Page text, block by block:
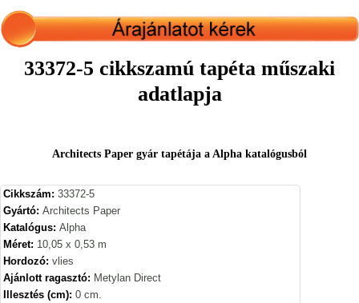
33372-5 cikkszamú tapéta műszaki
adatlapja
Architects Paper gyár tapétája a Alpha katalógusból
Cikkszám: 33372-5
Gyártó: Architects Paper
Katalógus: Alpha
Méret: 10,05 x 0,53 m
Hordozó: vlies
Ajánlott ragasztó: Metylan Direct
Illesztés (cm): 0 cm.